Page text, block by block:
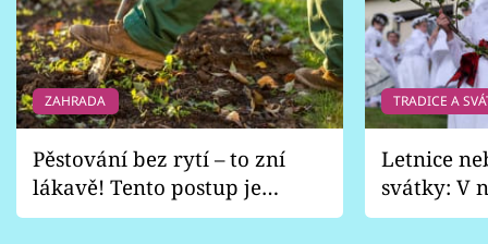
ZAHRADA
Pěstování bez rytí – to zní
lákavě! Tento postup je
vhodný jen pro některé
TRADICE A
Letnice
svátky: V
pondělí